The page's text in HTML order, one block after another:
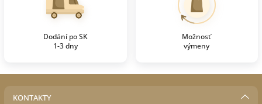
Dodání po SK
1-3 dny
Možnosť
výmeny
KONTAKTY